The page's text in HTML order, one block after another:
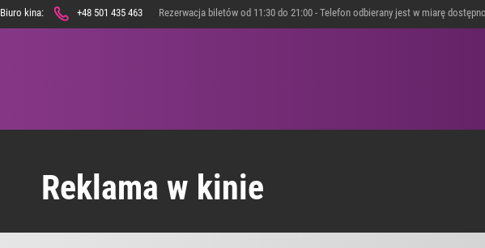
Biuro kina: +48 501 435 463 Rezerwacja biletów od 11:30 do 21:00 - Telefon odbierany jest w miarę
SZKOŁY PODSTAWOWE
Reklama w kinie